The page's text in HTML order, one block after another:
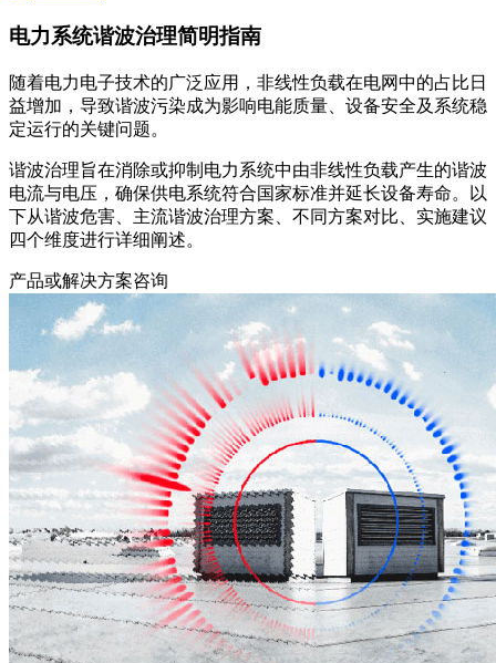
电力系统谐波治理简明指南
随着电力电子技术的广泛应用，非线性负载在电网中的占比日
益增加，导致谐波污染成为影响电能质量、设备安全及系统稳
定运行的关键问题。
谐波治理旨在消除或抑制电力系统中由非线性负载产生的谐波
电流与电压，确保供电系统符合国家标准并延长设备寿命。以
下从谐波危害、主流谐波治理方案、不同方案对比、实施建议
四个维度进行详细阐述。
产品或解决方案咨询